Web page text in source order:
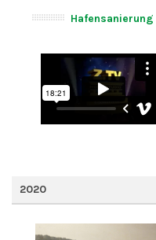
2020